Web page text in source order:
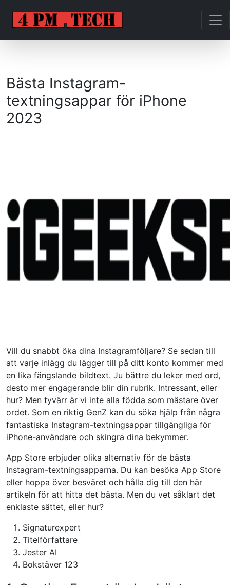
Bästa Instagram-
textningsappar för iPhone
2023
Vill du snabbt öka dina Instagramföljare? Se sedan till
att varje inlägg du lägger till på ditt konto kommer med
en lika fängslande bildtext. Ju bättre du leker med ord,
desto mer engagerande blir din rubrik. Intressant, eller
hur? Men tyvärr är vi inte alla födda som mästare över
ordet. Som en riktig GenZ kan du söka hjälp från några
fantastiska Instagram-textningsappar tillgängliga för
iPhone-användare och skingra dina bekymmer.
App Store erbjuder olika alternativ för de bästa
Instagram-textningsapparna. Du kan besöka App Store
eller hoppa över besväret och hålla dig till den här
artikeln för att hitta det bästa. Men du vet såklart det
enklaste sättet, eller hur?
Signaturexpert
Titelförfattare
Jester AI
Bokstäver 123